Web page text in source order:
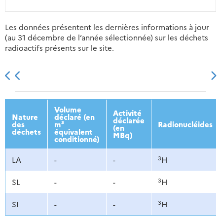
Les données présentent les dernières informations à jour
(au 31 décembre de l’année sélectionnée) sur les déchets
radioactifs présents sur le site.
2013 2014 2015 2016
Nature
des
déchets
Volume
déclaré (en
m³
équivalent
conditionné)
Activité
déclarée
(en
MBq)
Radionucléides
LA - - 3H
SL - - 3H
SI - - 3H